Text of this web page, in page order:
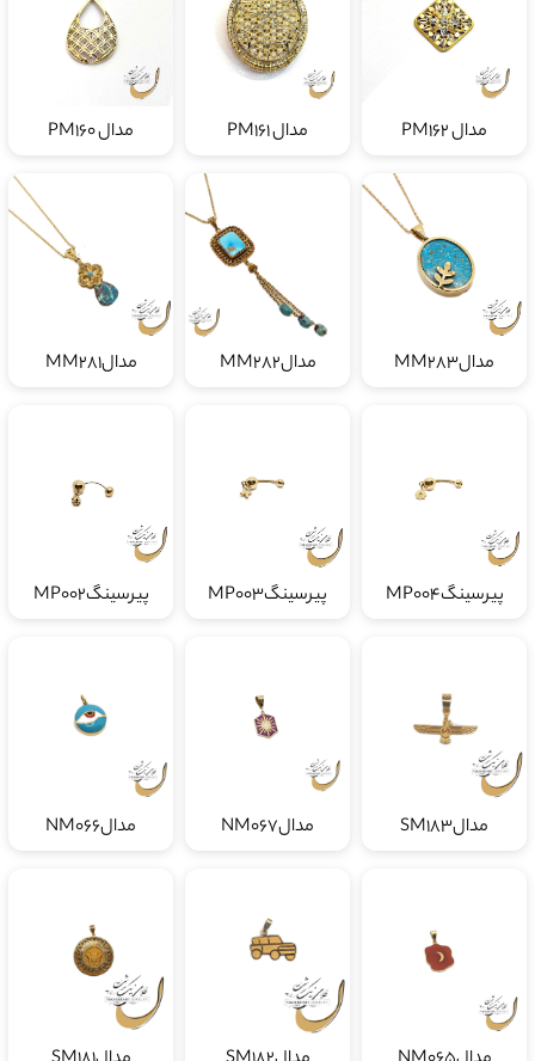
مدال PM162 مدال PM161 مدال PM160
مدالMM283 مدالMM282 مدالMM281
پیرسینگMP004 پیرسینگMP003 پیرسینگMP002
مدالSM183 مدالNM067 مدالNM066
مدالNM065 مدالSM182 مدالSM181